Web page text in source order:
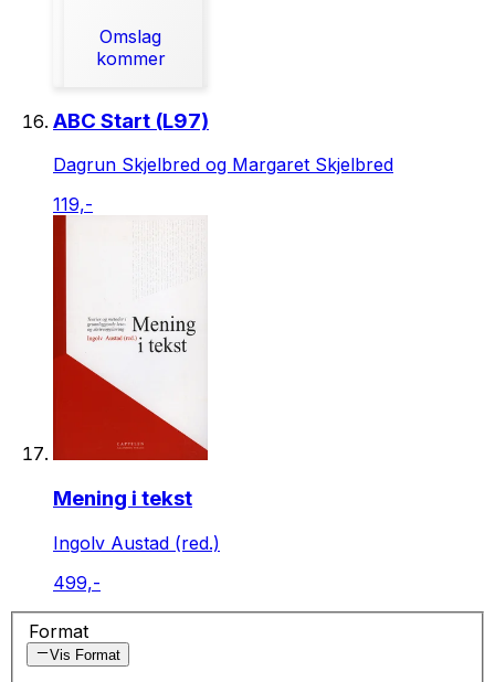
Omslag
kommer
ABC Start (L97)
Dagrun Skjelbred og Margaret Skjelbred
119,-
Mening i tekst
Ingolv Austad (red.)
499,-
Format
Vis Format